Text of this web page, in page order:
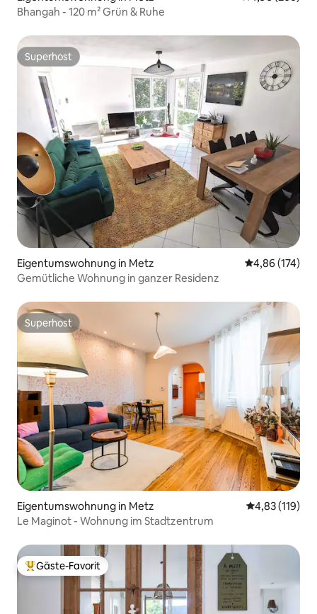
Bhangah - 120 m² Grün & Ruhe
Superhost
Superhost
Eigentumswohnung in Metz
4,86 (174)
Gemütliche Wohnung in ganzer Residenz
Superhost
Superhost
Eigentumswohnung in Metz
4,83 (119)
Le Maginot - Wohnung im Stadtzentrum
Beliebter Gäste-Favorit.
Gäste-Favorit